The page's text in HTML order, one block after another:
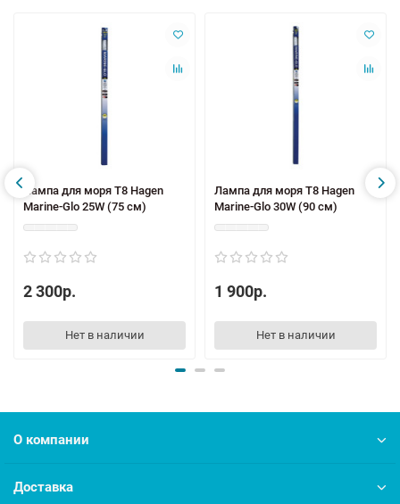
Лампа для моря T8 Hagen
Marine-Glo 25W (75 см)
2 300р.
Нет в наличии
Лампа для моря T8 Hagen
Marine-Glo 30W (90 см)
1 900р.
Нет в наличии
О компании
Доставка